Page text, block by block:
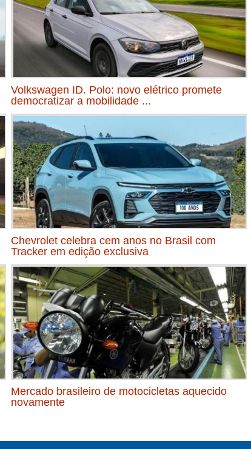
Volkswagen ID. Polo: novo elétrico promete
democratizar a mobilidade ...
Chevrolet celebra cem anos no Brasil com
Tracker em edição exclusiva
Mercado brasileiro de motocicletas aquecido
novamente